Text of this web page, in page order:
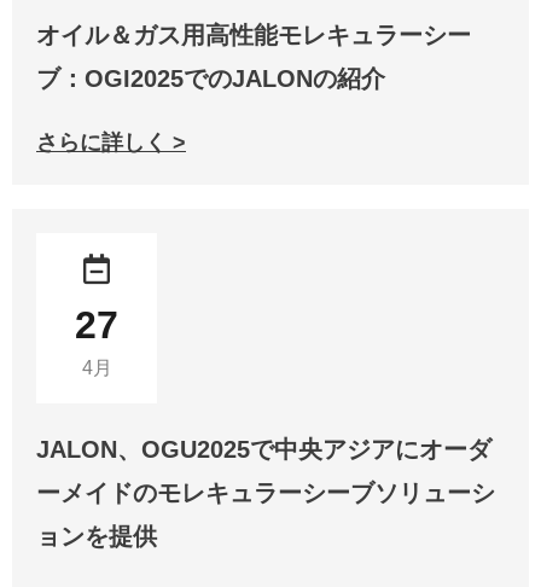
オイル＆ガス用高性能モレキュラーシー
ブ：OGI2025でのJALONの紹介
さらに詳しく >
27
4月
JALON、OGU2025で中央アジアにオーダ
ーメイドのモレキュラーシーブソリューシ
ョンを提供